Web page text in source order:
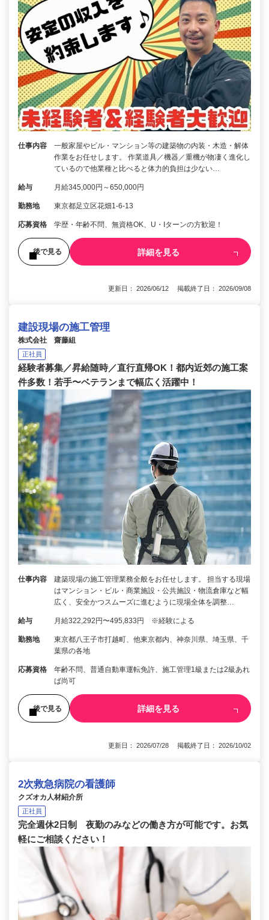
仕事内容
一般家屋やビル・マンション等の建築物の内装・木造・解体
作業をお任せします。 作業道具／機器／重機が物凄く進化し
ているので他業種と比べると体力的負担は少ない…
給与 月給345,000円～650,000円
勤務地 東京都足立区花畑1-6-13
応募資格 学歴・年齢不問、無資格OK、U・Iターンの方歓迎！
後で見る 詳細を見る
更新日： 2026/06/12 掲載終了日： 2026/09/08
建設現場の施工管理
株式会社 齋藤組
正社員
経験者募集／昇給随時／直行直帰OK！都内近郊の施工案
件多数！若手〜ベテランまで幅広く活躍中！
仕事内容
建築現場の施工管理業務全般をお任せします。 担当する現場
はマンション・ビル・商業施設・公共施設・物流倉庫など幅
広く、安全かつスムーズに進むように現場全体を調整…
給与 月給322,292円〜495,833円 ※経験による
勤務地
東京都八王子市打越町、他東京都内、神奈川県、埼玉県、千
葉県の各地
応募資格
年齢不問、普通自動車運転免許、施工管理1級または2級あれ
ば尚可
後で見る 詳細を見る
更新日： 2026/07/28 掲載終了日： 2026/10/02
2次救急病院の看護師
クズオカ人材紹介所
正社員
完全週休2日制 夜勤のみなどの働き方が可能です。お気
軽にご相談ください！